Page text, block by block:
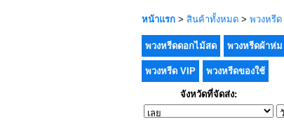
หน้าแรก > สินค้าทั้งหมด > พวงหรีด
พวงหรีดดอกไม้สด พวงหรีดผ้าห่ม
พวงหรีด VIP พวงหรีดของใช้
จังหวัดที่จัดส่ง: